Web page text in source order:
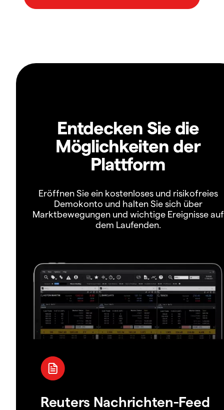
Entdecken Sie die
Möglichkeiten der
Plattform
Eröffnen Sie ein kostenloses und risikofreies
Demokonto und halten Sie sich über
Marktbewegungen und wichtige Ereignisse auf
dem Laufenden.
Reuters Nachrichten-Feed